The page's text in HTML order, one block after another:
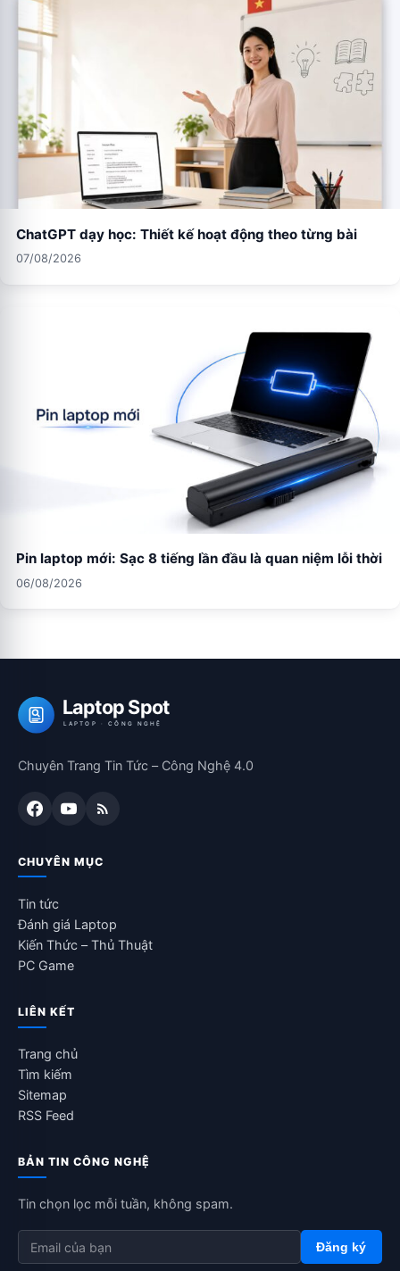
ChatGPT dạy học: Thiết kế hoạt động theo từng bài
07/08/2026
Pin laptop mới: Sạc 8 tiếng lần đầu là quan niệm lỗi thời
06/08/2026
Laptop Spot
LAPTOP · CÔNG NGHỆ
Chuyên Trang Tin Tức – Công Nghệ 4.0
CHUYÊN MỤC
Tin tức
Đánh giá Laptop
Kiến Thức – Thủ Thuật
PC Game
LIÊN KẾT
Trang chủ
Tìm kiếm
Sitemap
RSS Feed
BẢN TIN CÔNG NGHỆ
Tin chọn lọc mỗi tuần, không spam.
Đăng ký